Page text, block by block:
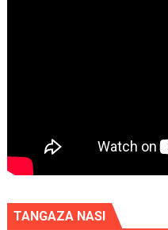
TANGAZA NASI